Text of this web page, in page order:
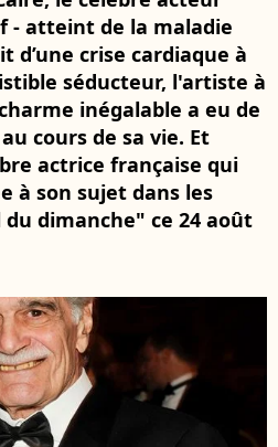
- atteint de la maladie
d’une crise cardiaque à
séducteur, l'artiste à
inégalable a eu de
cours de sa vie. Et
actrice française qui
à son sujet dans les
dimanche" ce 24 août